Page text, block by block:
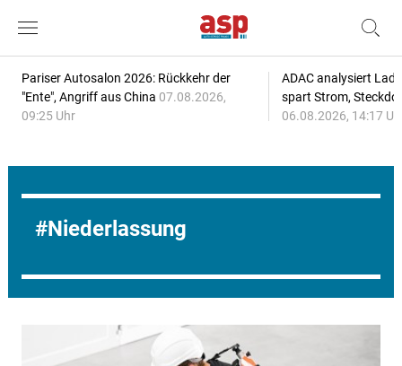
Pariser Autosalon 2026: Rückkehr der
"Ente", Angriff aus China 07.08.2026,
09:25 Uhr
ADAC analysiert
spart Strom,
06.08.2026, 14:17
Niederlassung